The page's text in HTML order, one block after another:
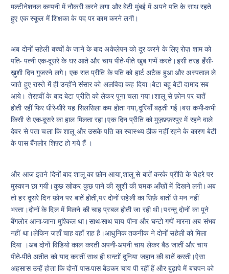
मल्टीनेशनल कम्पनी में नौकरी करने लगा और बेटी मुंबई में अपने पति के साथ रहते
हुए एक स्कूल में शिक्षका के पद पर काम करने लगी।
अब दोनों सहेली बच्चों के जाने के बाद अकेलेपन को दूर करने के लिए रोज़ शाम को
पति- पत्नी एक-दूसरे के घर आते और चाय पीते-पीते खुब गप्पें करते।इसी तरह हँसी-
ख़ुशी दिन गुजरने लगे। एक रात प्रीति के पति को हार्ट अटैक हुआ और अस्पताल ले
जाते हुए रास्ते में ही उन्होंने संसार को अलविदा कह दिया।बेटा बहू बेटी दामाद सब
आये। तेरहवीं के बाद बेटा प्रीति को लेकर पूना चला गया।शालू से फ़ोन पर बातें
होती रहीं फिर धीरे-धीरे यह सिलसिला कम होता गया,दूरियाँ बढ़ती गई।बस कभी-कभी
किसी से एक-दूसरे का हाल मिलता रहा।एक दिन प्रीति को मुज़फ़्फ़रपुर में रहने वाले
देवर से पता चला कि शालू और उसके पति का स्वास्थ्य ठीक नहीं रहने के कारण बेटी
के पास बैंगलोर शिफ़्ट हो गये हैं ।
और आज इतने दिनों बाद शालू का फ़ोन आया,शालू से बातें करके प्रीति के चेहरे पर
मुस्कान छा गयी।कुछ खोकर कुछ पाने की ख़ुशी की चमक आँखों में दिखने लगी।अब
तो हर दूसरे दिन फ़ोन पर बातें होती,पर दोनों सहेली का सिर्फ़ बातों से मन नहीं
भरता।दोनों के दिल में मिलने की चाह प्रबल होती जा रही थी।परन्तु दोनों का पूने
बैंगलोर आना-जाना मुश्किल था।साथ-साथ चाय पीना और घन्टो गप्पें मारना अब संभव
नहीं था।लेकिन जहाँ चाह वहाँ राह है।आधुनिक तकनीक ने दोनों सहेली को मिला
दिया ।अब दोनों विडियो काल करती अपनी-अपनी चाय लेकर बैठ जातीं और चाय
पीते-पीते अतीत को याद करतीं साथ ही घन्टाों दुनिया जहान की बातें करती।ऐसा
अहसास उन्हें होता कि दोनों पास-पास बैठकर चाय पी रहीं हैं और बुढ़ापे में बचपन को